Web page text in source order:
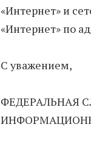
«Интернет» и
«Интернет» по
С уважением,
ФЕДЕРАЛЬНАЯ